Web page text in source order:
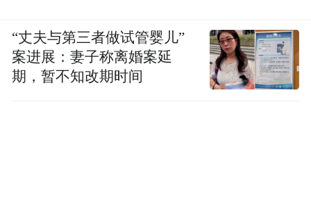
“丈夫与第三者做试管婴儿”
案进展：妻子称离婚案延
期，暂不知改期时间